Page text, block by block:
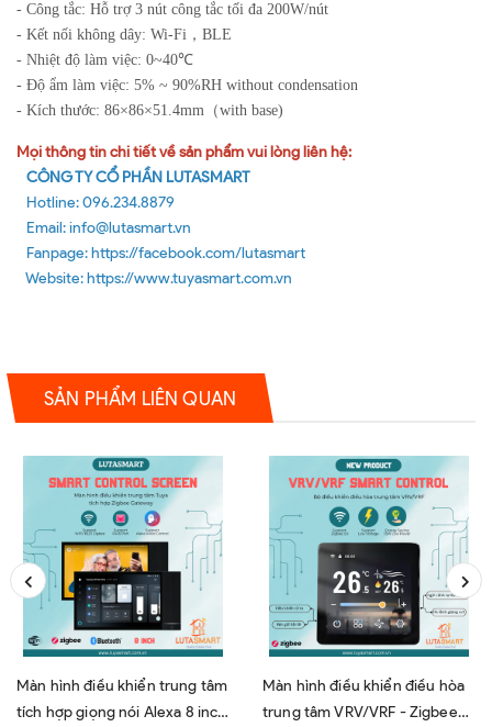
- Công tắc: Hỗ trợ 3 nút công tắc tối đa 200W/nút
- Kết nối không dây: Wi-Fi，BLE
- Nhiệt độ làm việc: 0~40℃
- Độ ẩm làm việc: 5% ~ 90%RH without condensation
- Kích thước: 86×86×51.4mm（with base)
Mọi thông tin chi tiết về sản phẩm vui lòng liên hệ:
CÔNG TY CỔ PHẦN LUTASMART
Hotline: 096.234.8879
Email: info@lutasmart.vn
Fanpage: https://facebook.com/lutasmart
Website: https://www.tuyasmart.com.vn
SẢN PHẨM LIÊN QUAN
Màn hình điều khiển trung tâm
tích hợp giọng nói Alexa 8 inch
Màn hình điều khiển điều hòa
trung tâm VRV/VRF - Zigbee